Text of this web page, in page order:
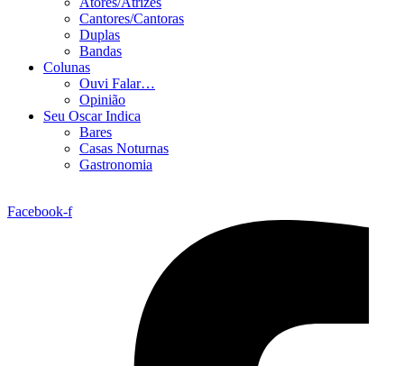
Cantores/Cantoras
Duplas
Bandas
Colunas
Ouvi Falar…
Opinião
Seu Oscar Indica
Bares
Casas Noturnas
Gastronomia
Facebook-f